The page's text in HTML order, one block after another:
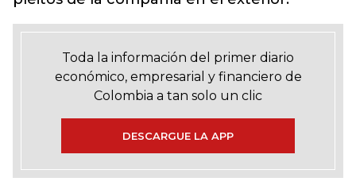
Toda la información del primer diario
económico, empresarial y financiero de
Colombia a tan solo un clic
DESCARGUE LA APP